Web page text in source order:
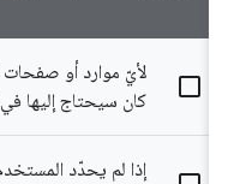
لأيّ موارد أو صفحات قد
كان سيحتاج إليها في
إذا لم يحدّد المستخدم